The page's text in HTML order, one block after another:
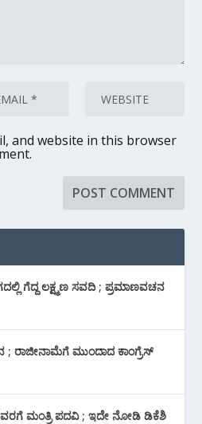
and website in this browser
ಗೆದ್ದ ಲಕ್ಷ್ಮಣ ಸವದಿ ; ಪ್ರಮಾಣವಚನ
; ರಾಜೀನಾಮೆಗೆ ಮುಂದಾದ ಕಾಂಗ್ರೆಸ್
ಮಂತ್ರಿ ಪದವಿ ; ಇದೇ ನೋಡಿ‌ ಡಿಕೆಶಿ